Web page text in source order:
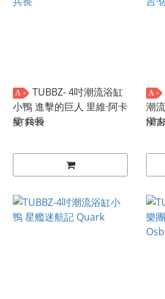
A
TUBBZ- 4吋潮流浴缸
小鴨 進擊的巨人 里維·阿卡
曼 兵長
NT$899
A
潮
漢